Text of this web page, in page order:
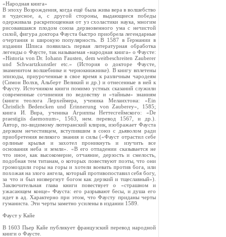
«Народная книга»
В эпоху Возрождения, когда ещё была жива вера в волшебство
и чудесное, а, с другой стороны, выдающиеся победы
одерживала раскрепощенная от уз схоластики наука, многим
рисовавшаяся плодом союза дерзновенного ума с нечистой
силой, фигура доктора Фауста быстро приобрела легендарные
очертания и широкую популярность. В 1587 в Германии в
издании Шписа появилась первая литературная обработка
легенды о Фаусте, так называемая «народная книга» о Фаусте:
«Historia von Dr. Iohann Fausten, dem weitbeschreiten Zauberer
und Schwartzkunstler etc.» (История о докторе Фаусте,
знаменитом волшебнике и чернокнижнике). В книгу вплетены
эпизоды, приуроченные в свое время к различным чародеям
(Симон Волхв, Альберт Великий и др.) и отнесенные в ней к
Фаусту. Источником книги помимо устных сказаний служили
современные сочинения по ведовству и «тайным» знаниям
(книги теолога Лерхеймера, ученика Меланхтона: «Ein
Christlich Bedencken und Erinnerung von Zauberey», 1585;
книга И. Вира, ученика Агриппы Неттесгеймского: «De
praestigiis daemonum», 1563, нем. перевод 1567, и др.).
Автор, по-видимому лютеранский клирик, изображает Фауста
дерзким нечестивцем, вступившим в союз с дьяволом ради
приобретения великого знания и силы («Фауст отрастил себе
орлиные крылья и захотел проникнуть и изучить все
основания неба и земли». «В его отпадении сказывается не
что иное, как высокомерие, отчаяние, дерзость и смелость,
подобная тем титанам, о которых повествуют поэты, что они
громоздили горы на горы и хотели воевать против бога, или
похожая на злого ангела, который противопоставил себя богу,
за что и был низвергнут богом как дерзкий и тщеславный»).
Заключительная глава книги повествует о «страшном и
ужасающем конце» Фауста: его разрывают бесы, и душа его
идет в ад. Характерно при этом, что Фаусту приданы черты
гуманиста. Эти черты заметно усилены в издании 1589.
Фауст у Кайе
В 1603 Пьер Кайе публикует французский перевод народной
книги о Фаусте.